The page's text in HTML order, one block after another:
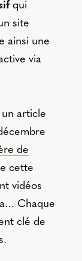
qui
site
ainsi une
via
un article
de
cette
vidéos
Chaque
clé de